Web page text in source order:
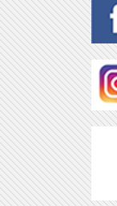
2024/11/19
【新
ィア
2024/11/18
【新
ィア
2024/11/16
【新
ィア
2024/11/16
【新
ィア
2024/11/15
【新
ィア